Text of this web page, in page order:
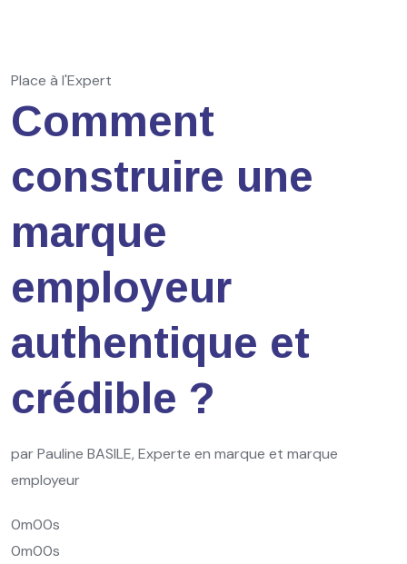
Place à l'Expert
Comment
construire une
marque
employeur
authentique et
crédible ?
par Pauline BASILE, Experte en marque et marque
employeur
0m00s
0m00s